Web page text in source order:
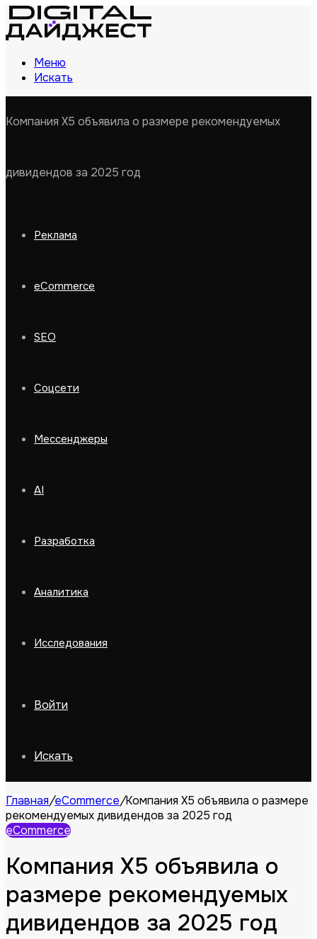
Меню
Искать
Компания X5 объявила о размере рекомендуемых
дивидендов за 2025 год
Реклама
eCommerce
SEO
Соцсети
Мессенджеры
AI
Разработка
Аналитика
Исследования
Войти
Искать
Главная/eCommerce/Компания X5 объявила о размере
рекомендуемых дивидендов за 2025 год
eCommerce
Компания X5 объявила о
размере рекомендуемых
дивидендов за 2025 год